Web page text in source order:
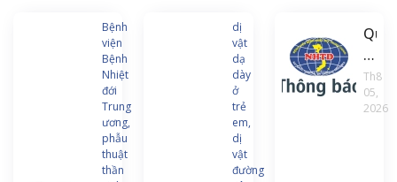
Bệnh
viện
Bệnh
Nhiệt
đới
Trung
ương,
phẫu
thuật
thần
dị
vật
dạ
dày
ở
trẻ
em,
dị
vật
đường
định
về
việc
ban
Th8
05,
2026